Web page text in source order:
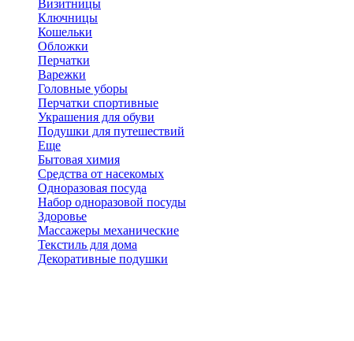
Визитницы
Ключницы
Кошельки
Обложки
Перчатки
Варежки
Головные уборы
Перчатки спортивные
Украшения для обуви
Подушки для путешествий
Еще
Бытовая химия
Средства от насекомых
Одноразовая посуда
Набор одноразовой посуды
Здоровье
Массажеры механические
Текстиль для дома
Декоративные подушки